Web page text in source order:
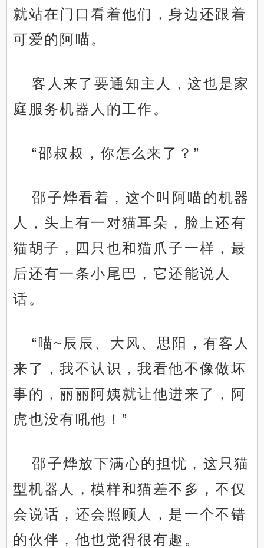
就站在门口看着他们，身边还跟着
可爱的阿喵。
客人来了要通知主人，这也是家
庭服务机器人的工作。
“邵叔叔，你怎么来了？”
邵子烨看着，这个叫阿喵的机器
人，头上有一对猫耳朵，脸上还有
猫胡子，四只也和猫爪子一样，最
后还有一条小尾巴，它还能说人
话。
“喵~辰辰、大风、思阳，有客人
来了，我不认识，我看他不像做坏
事的，丽丽阿姨就让他进来了，阿
虎也没有吼他！”
邵子烨放下满心的担忧，这只猫
型机器人，模样和猫差不多，不仅
会说话，还会照顾人，是一个不错
的伙伴，他也觉得很有趣。